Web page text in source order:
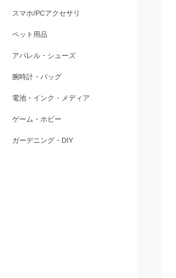
スマホ/PCアクセサリ
ペット用品
アパレル・シューズ
腕時計・バッグ
電池・インク・メディア
ゲーム・ホビー
ガーデニング・DIY